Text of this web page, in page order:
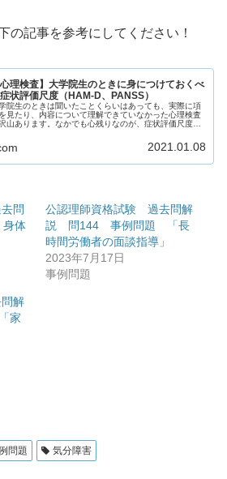
の記事を参考にしてください！
心理検査】大学院生のときに身につけておくべ
状評価尺度（HAM-D、PANSS）
院生のときは聞いたことくらいはあっても、実際に項
見たり、内容について理解できていなかった心理検査
山あります。なかでも心残りなのが、症状評価尺度
2021.01.08
問
体
公認理師資格試験 過去問解
説 問144 事例問題 「長
時間労働者の面談指導」
2023年7月17日
事例問題
解
家
問題 気分障害